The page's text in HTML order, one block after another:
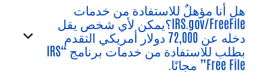
هل أنا مؤهلٌ للاستفادة من خدمات
IRS.gov/FreeFile؟يمكن لأي شخص يقل
دخله عن 72,000 دولار أمريكي التقدم
بطلب للاستفادة من خدمات برنامج “IRS
Free File” مجانًا.